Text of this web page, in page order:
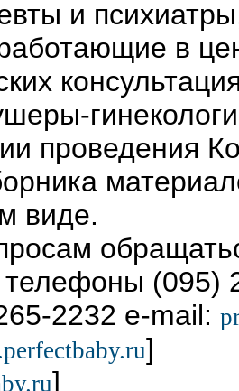
и
в
проведения
виде.
телефоны (095)
2232 e-mail:
]
]